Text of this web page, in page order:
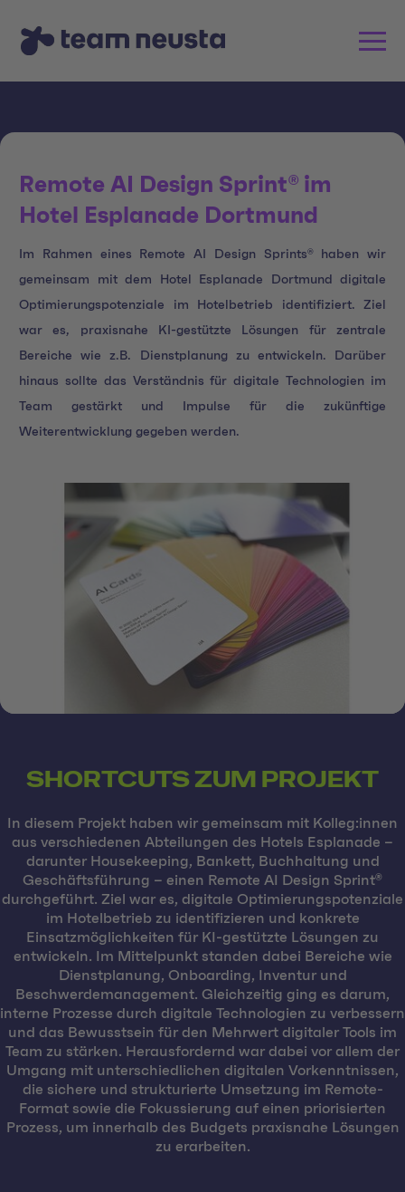
Remote AI Design Sprint® im
Hotel Esplanade Dortmund
Im Rahmen eines Remote AI Design Sprints® haben wir
gemeinsam mit dem Hotel Esplanade Dortmund digitale
Optimierungspotenziale im Hotelbetrieb identifiziert. Ziel
war es, praxisnahe KI-gestützte Lösungen für zentrale
Bereiche wie z.B. Dienstplanung zu entwickeln. Darüber
hinaus sollte das Verständnis für digitale Technologien im
Team gestärkt und Impulse für die zukünftige
Weiterentwicklung gegeben werden.
SHORTCUTS ZUM PROJEKT
In diesem Projekt haben wir gemeinsam mit Kolleg:innen
aus verschiedenen Abteilungen des Hotels Esplanade –
darunter Housekeeping, Bankett, Buchhaltung und
Geschäftsführung – einen Remote AI Design Sprint®
durchgeführt. Ziel war es, digitale Optimierungspotenziale
im Hotelbetrieb zu identifizieren und konkrete
Einsatzmöglichkeiten für KI-gestützte Lösungen zu
entwickeln. Im Mittelpunkt standen dabei Bereiche wie
Dienstplanung, Onboarding, Inventur und
Beschwerdemanagement. Gleichzeitig ging es darum,
interne Prozesse durch digitale Technologien zu verbessern
und das Bewusstsein für den Mehrwert digitaler Tools im
Team zu stärken. Herausfordernd war dabei vor allem der
Umgang mit unterschiedlichen digitalen Vorkenntnissen,
die sichere und strukturierte Umsetzung im Remote-
Format sowie die Fokussierung auf einen priorisierten
Prozess, um innerhalb des Budgets praxisnahe Lösungen
zu erarbeiten.